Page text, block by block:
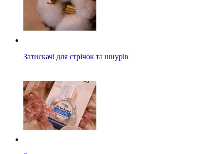
Затискачі для стрічок та шнурів